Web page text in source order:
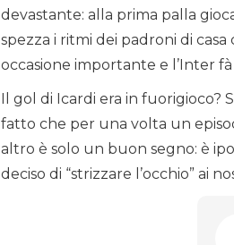
devastante: alla prima palla
spezza i ritmi dei padroni di
occasione importante e l’Inter
Il gol di Icardi era in fuorigioco?
fatto che per una volta un
altro è solo un buon segno: è
deciso di “strizzare l’occhio” ai